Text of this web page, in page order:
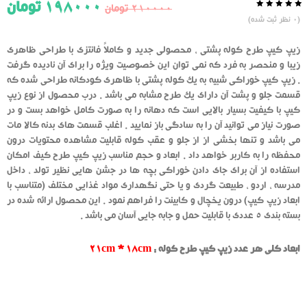
از
50
رای
دهنده
(
0 نظر ثبت شده)
210000تومان 198000 تومان
زیپ کیپ طرح کوله پشتی ، محصولی جدید و کاملاً فانتزی با طراحی ظاهری
زیبا و منحصر به فرد که نمی توان این خصوصیت ویژه را برای آن نادیده گرفت
. زیپ کیپ خوراکی شبیه به یک کوله پشتی با ظاهری کودکانه طراحی شده که
قسمت جلو و پشت آن دارای یک طرح مشابه می باشد . درب محصول از نوع زیپ
کیپ با کیفیت بسیار بالایی است که دهانه را به صورت کامل خواهد بست و در
صورت نیاز می توانید آن را به سادگی باز نمایید . اغلب قسمت های بدنه کالا مات
می باشد و تنها بخشی از از جلو و عقب کوله قابلیت مشاهده محتویات درون
محفظه را به کاربر خواهد داد . ابعاد و حجم مناسب زیپ کیپ طرح کیف امکان
استفاده از آن برای جای دادن خوراکی بچه ها در جشن هایی نظیر تولد ، داخل
مدرسه ، اردو ، طبیعت گردی و یا حتی نگهداری مواد غذایی مختلف (متناسب با
ابعاد زیپ کیپ) درون یخچال و کابینت را فراهم نمود . این محصول ارائه شده در
بسته بندی 5 عددی با قابلیت حمل و جابه جایی آسان می باشد .
ابعاد کلی هر عدد زیپ کیپ طرح کوله : 21cm * 18cm